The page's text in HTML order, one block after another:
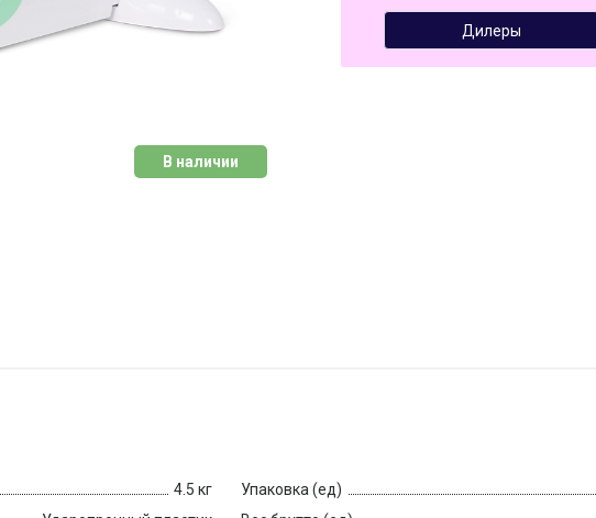
В наличии
Дилеры
4.5 кг
Упаковка (ед)